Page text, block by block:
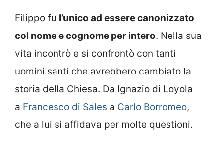
Filippo fu l’unico ad essere canonizzato
col nome e cognome per intero. Nella sua
vita incontrò e si confrontò con tanti
uomini santi che avrebbero cambiato la
storia della Chiesa. Da Ignazio di Loyola
a Francesco di Sales a Carlo Borromeo,
che a lui si affidava per molte questioni.